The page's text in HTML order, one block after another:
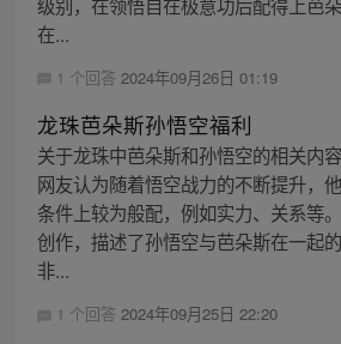
在...
1 个回答 2024年09月26日 01:19
龙珠芭朵斯孙悟空福利
关于龙珠中芭朵斯和孙悟空的相关内
网友认为随着悟空战力的不断提升，
条件上较为般配，例如实力、关系等
创作，描述了孙悟空与芭朵斯在一起
非...
1 个回答 2024年09月25日 22:20